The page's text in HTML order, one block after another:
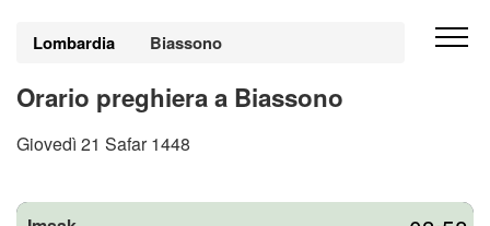
Lombardia Biassono
Orario preghiera a Biassono
Giovedì 21 Safar 1448